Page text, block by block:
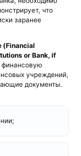
что
заранее
(Financial
or Bank, if
финансовую
учреждений,
документы.